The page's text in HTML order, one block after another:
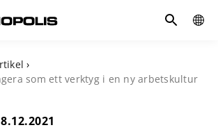
Sök
›
som ett verktyg i en ny arbetskultur
8.12.2021